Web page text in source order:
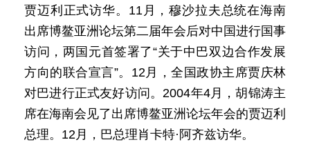
贾迈利正式访华。11月，穆沙拉夫总统在海南
出席博鳌亚洲论坛第二届年会后对中国进行国事
访问，两国元首签署了“关于中巴双边合作发展
方向的联合宣言”。12月，全国政协主席贾庆林
对巴进行正式友好访问。2004年4月，胡锦涛主
席在海南会见了出席博鳌亚洲论坛年会的贾迈利
总理。12月，巴总理肖卡特·阿齐兹访华。